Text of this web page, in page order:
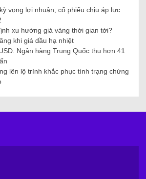
vọng lợi nhuận, cổ phiếu chịu áp lực
xu hướng giá vàng thời gian tới?
khi giá dầu hạ nhiệt
Ngân hàng Trung Quốc thu hơn 41
lên lộ trình khắc phục tình trạng chứng